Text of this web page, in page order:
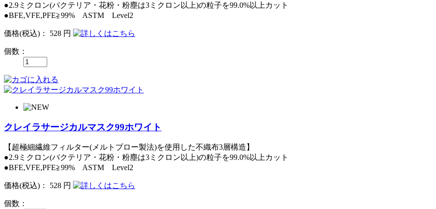
●2.9ミクロン(バクテリア・花粉・粉塵は3ミクロン以上)の粒子を99.0%以上カット
●BFE,VFE,PFE≧99% ASTM Level2
価格(税込) ： 528 円
個数：
クレイラサージカルマスク99ホワイト
【超極細繊維フィルター(メルトブロー製法)を使用した不織布3層構造】
●2.9ミクロン(バクテリア・花粉・粉塵は3ミクロン以上)の粒子を99.0%以上カット
●BFE,VFE,PFE≧99% ASTM Level2
価格(税込) ： 528 円
個数：